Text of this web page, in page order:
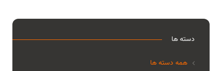
دسته ها
همه دسته ها